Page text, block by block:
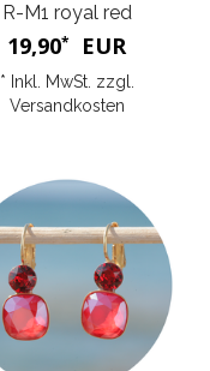
R-M1 royal red
19,90* EUR
* Inkl. MwSt. zzgl.
Versandkosten